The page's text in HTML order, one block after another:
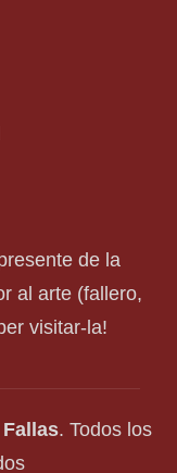
de la
al arte (fallero,
visitar-la!
. Todos los